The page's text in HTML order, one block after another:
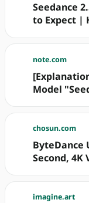
Seedance
to Expect |
note.com
Model
chosun.com
ByteDance
Second, 4K
imagine.art